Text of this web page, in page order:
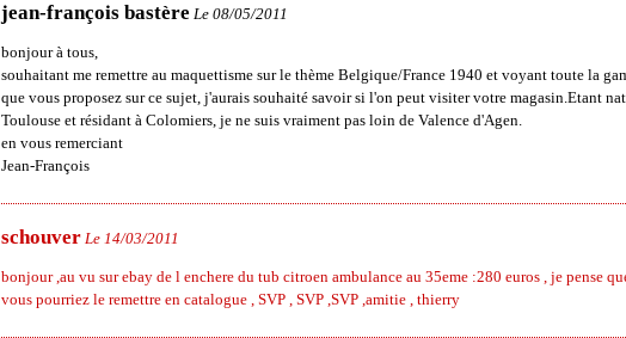
jean-françois bastère Le 08/05/2011
bonjour à tous,
souhaitant me remettre au maquettisme sur le thème Belgique/France 1940 et voyant toute la
que vous proposez sur ce sujet, j'aurais souhaité savoir si l'on peut visiter votre magasin.Etant
Toulouse et résidant à Colomiers, je ne suis vraiment pas loin de Valence d'Agen.
en vous remerciant
Jean-François
schouver Le 14/03/2011
bonjour ,au vu sur ebay de l enchere du tub citroen ambulance au 35eme :280 euros , je pense
vous pourriez le remettre en catalogue , SVP , SVP ,SVP ,amitie , thierry